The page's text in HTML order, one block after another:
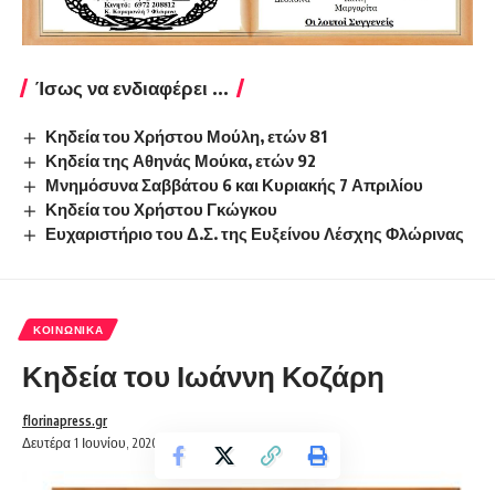
Ίσως να ενδιαφέρει ...
Κηδεία του Χρήστου Μούλη, ετών 81
Κηδεία της Αθηνάς Μούκα, ετών 92
Μνημόσυνα Σαββάτου 6 και Κυριακής 7 Απριλίου
Κηδεία του Χρήστου Γκώγκου
Ευχαριστήριο του Δ.Σ. της Ευξείνου Λέσχης Φλώρινας
ΚΟΙΝΩΝΙΚΆ
Κηδεία του Ιωάννη Κοζάρη
Δευτέρα 1 Ιουνίου, 2020 21:30
florinapress.gr